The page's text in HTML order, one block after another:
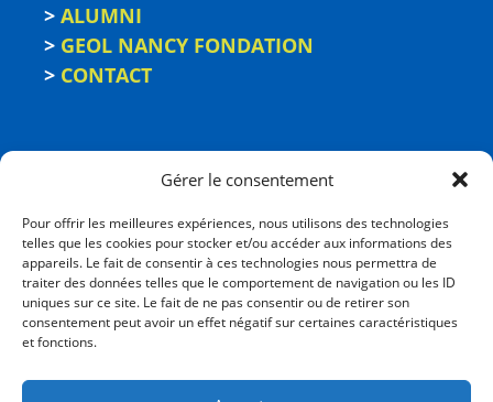
Gérer le consentement
Pour offrir les meilleures expériences, nous utilisons des technologies
telles que les cookies pour stocker et/ou accéder aux informations des
appareils. Le fait de consentir à ces technologies nous permettra de
traiter des données telles que le comportement de navigation ou les ID
uniques sur ce site. Le fait de ne pas consentir ou de retirer son
consentement peut avoir un effet négatif sur certaines caractéristiques
et fonctions.
> ALUMNI
> GEOL NANCY FONDATION
> CONTACT
ÉCOLE NATIONALE
2, rue du Doyen Marcel Roubault - BP 10162